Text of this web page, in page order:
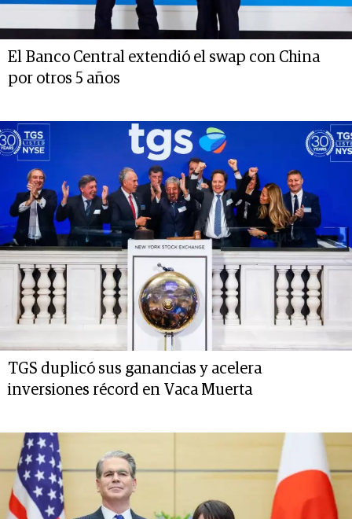
El Banco Central extendió el swap con China
por otros 5 años
TGS duplicó sus ganancias y acelera
inversiones récord en Vaca Muerta